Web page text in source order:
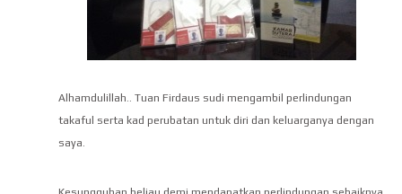
Alhamdulillah.. Tuan Firdaus sudi mengambil perlindungan
takaful serta kad perubatan untuk diri dan keluarganya dengan
saya.